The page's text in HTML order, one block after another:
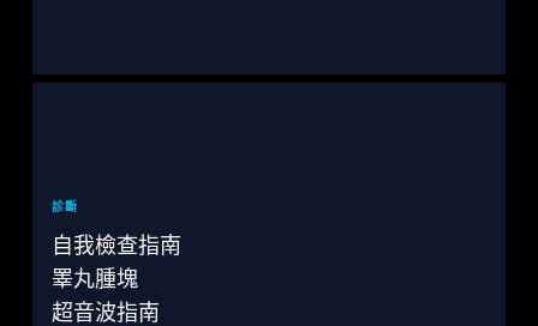
診斷
自我檢查指南
睪丸腫塊
超音波指南